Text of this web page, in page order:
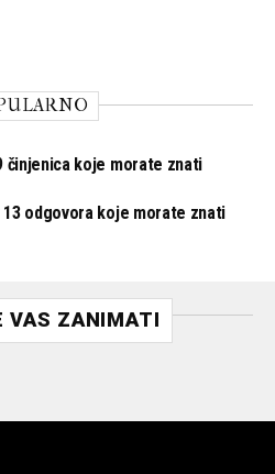
činjenica koje morate znati
odgovora koje morate znati
VAS ZANIMATI